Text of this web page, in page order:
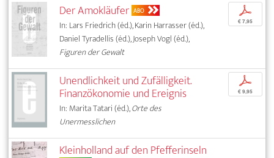
Der Amokläufer ABO
In: Lars Friedrich (éd.), Karin Harrasser (éd.),
Daniel Tyradellis (éd.), Joseph Vogl (éd.),
Figuren der Gewalt
p
€ 7,95
Unendlichkeit und Zufälligkeit.
Finanzökonomie und Ereignis
In: Marita Tatari (éd.),Orte des
Unermesslichen
p
€ 9,95
Kleinholland auf den Pfefferinseln